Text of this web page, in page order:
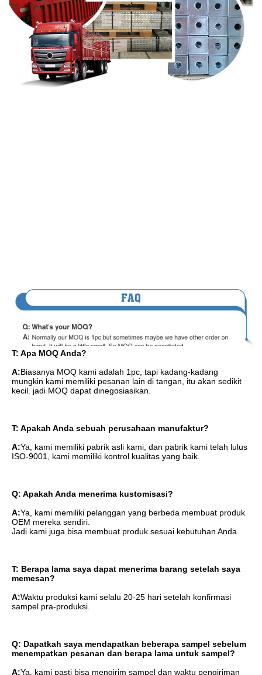
T: Apa MOQ Anda?
A:Biasanya MOQ kami adalah 1pc, tapi kadang-kadang
mungkin kami memiliki pesanan lain di tangan, itu akan sedikit
kecil. jadi MOQ dapat dinegosiasikan.
T: Apakah Anda sebuah perusahaan manufaktur?
A:Ya, kami memiliki pabrik asli kami, dan pabrik kami telah lulus
ISO-9001, kami memiliki kontrol kualitas yang baik.
Q: Apakah Anda menerima kustomisasi?
A:Ya, kami memiliki pelanggan yang berbeda membuat produk
OEM mereka sendiri.
Jadi kami juga bisa membuat produk sesuai kebutuhan Anda.
T: Berapa lama saya dapat menerima barang setelah saya
memesan?
A:Waktu produksi kami selalu 20-25 hari setelah konfirmasi
sampel pra-produksi.
Q: Dapatkah saya mendapatkan beberapa sampel sebelum
menempatkan pesanan dan berapa lama untuk sampel?
A:Ya, kami pasti bisa mengirim sampel dan waktu pengiriman